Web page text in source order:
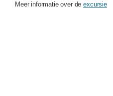
Meer informatie over deexcursie